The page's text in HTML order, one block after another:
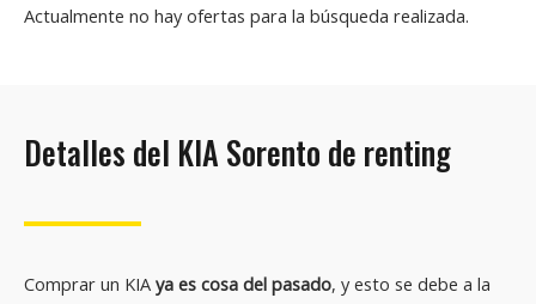
Actualmente no hay ofertas para la búsqueda realizada.
Detalles del KIA Sorento de renting
Comprar un KIA ya es cosa del pasado, y esto se debe a la